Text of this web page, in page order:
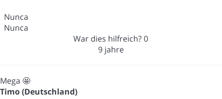
Nunca
Nunca
War dies hilfreich?0
9 jahre
Mega 🤩
Timo (Deutschland)